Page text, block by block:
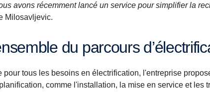
avons récemment lancé un service pour simplifier la
Milosavljevic.
du parcours
tous les besoins en électrification, l'entreprise
comme l'installation, la mise en service et les